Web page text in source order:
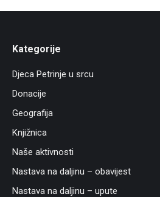
Kategorije
Djeca Petrinje u srcu
Donacije
Geografija
Knjižnica
Naše aktivnosti
Nastava na daljinu – obavijest
Nastava na daljinu – upute